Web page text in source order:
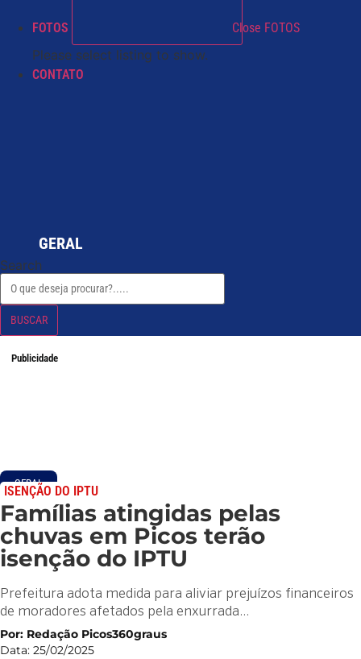
FOTOS Close FOTOS
Please select listing to show.
CONTATO
GERAL
Search
BUSCAR
Publicidade
GERAL
ISENÇÃO DO IPTU
Famílias atingidas pelas
chuvas em Picos terão
isenção do IPTU
Prefeitura adota medida para aliviar prejuízos financeiros
de moradores afetados pela enxurrada…
Por: Redação Picos360graus
Data: 25/02/2025